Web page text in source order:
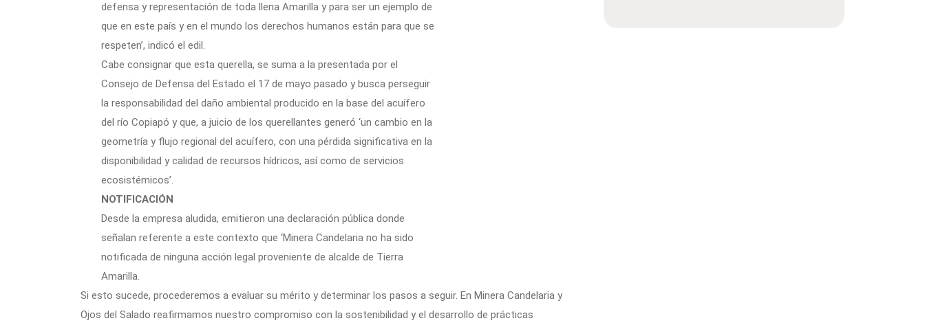
defensa y representación de toda llena Amarilla y para ser un ejemplo de
que en este país y en el mundo los derechos humanos están para que se
respeten’, indicó el edil.
Cabe consignar que esta querella, se suma a la presentada por el
Consejo de Defensa del Estado el 17 de mayo pasado y busca perseguir
la responsabilidad del daño ambiental producido en la base del acuífero
del río Copiapó y que, a juicio de los querellantes generó ‘un cambio en la
geometría y flujo regional del acuífero, con una pérdida significativa en la
disponibilidad y calidad de recursos hídricos, así como de servicios
ecosistémicos’.
NOTIFICACIÓN
Desde la empresa aludida, emitieron una declaración pública donde
señalan referente a este contexto que ‘Minera Candelaria no ha sido
notificada de ninguna acción legal proveniente de alcalde de Tierra
Amarilla.
Si esto sucede, procederemos a evaluar su mérito y determinar los pasos a seguir. En Minera Candelaria y
Ojos del Salado reafirmamos nuestro compromiso con la sostenibilidad y el desarrollo de prácticas